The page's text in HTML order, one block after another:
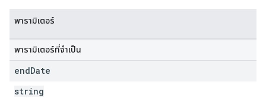
พารามิเตอร์
พารามิเตอร์ที่จำเป็น
endDate
string